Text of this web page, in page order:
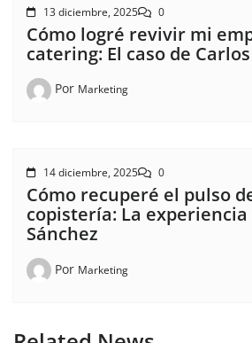
14 diciembre, 2025 0
Cómo recuperé el pulso
copistería: La
Sánchez
Por Marketing
13 diciembre, 2025 0
Cómo logré revivir mi
catering: El caso de
Por Marketing